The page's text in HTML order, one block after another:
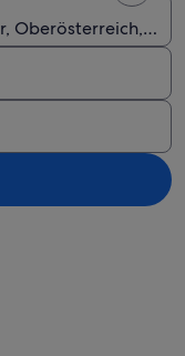
Oberösterreich,